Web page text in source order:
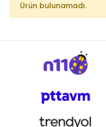
Ürün bulunamadı.